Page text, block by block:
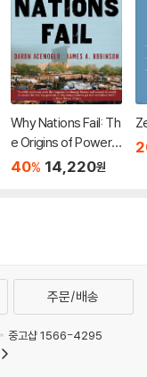
Why Nations Fail: Th
e Origins of Power,
Prosperity, and Pov
40% 14,220원
주문/배송
중고샵 1566-4295